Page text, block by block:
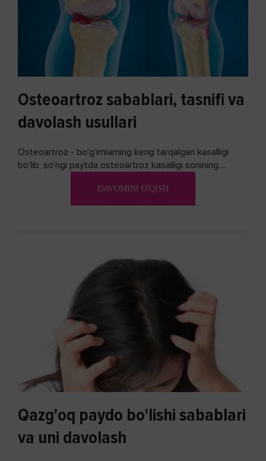
Osteoartroz sabablari, tasnifi va
davolash usullari
Osteoartroz - bo'g'imlarning keng tarqalgan kasalligi
bo'lib, so'ngi paytda osteoartroz kasalligi sonining
DAVOMINI O'QISH
Qazg'oq paydo bo'lishi sabablari
va uni davolash